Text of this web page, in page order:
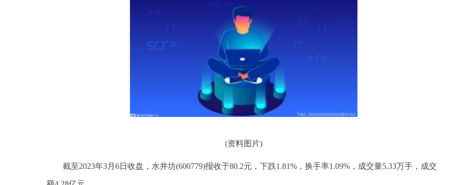
(资料图片)
截至2023年3月6日收盘，水井坊(600779)报收于80.2元，下跌1.81%，换手率1.09%，成交量5.33万手，成交